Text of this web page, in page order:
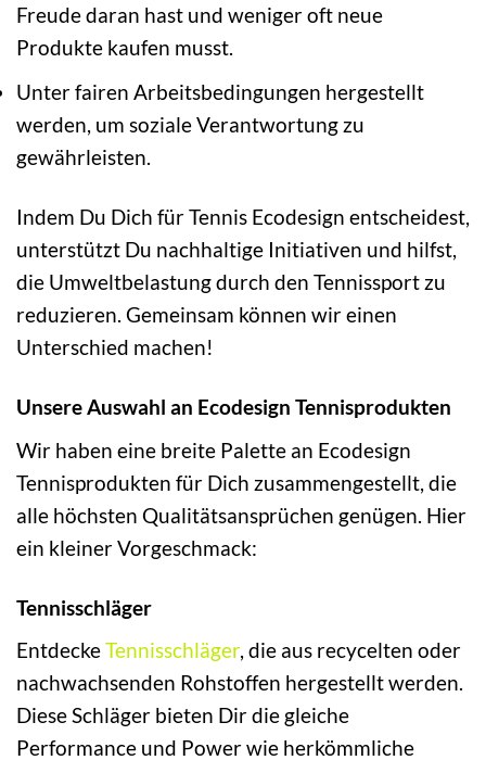
Freude daran hast und weniger oft neue
Produkte kaufen musst.
Unter fairen Arbeitsbedingungen hergestellt
werden, um soziale Verantwortung zu
gewährleisten.
Indem Du Dich für Tennis Ecodesign entscheidest,
unterstützt Du nachhaltige Initiativen und hilfst,
die Umweltbelastung durch den Tennissport zu
reduzieren. Gemeinsam können wir einen
Unterschied machen!
Unsere Auswahl an Ecodesign Tennisprodukten
Wir haben eine breite Palette an Ecodesign
Tennisprodukten für Dich zusammengestellt, die
alle höchsten Qualitätsansprüchen genügen. Hier
ein kleiner Vorgeschmack:
Tennisschläger
EntdeckeTennisschläger, die aus recycelten oder
nachwachsenden Rohstoffen hergestellt werden.
Diese Schläger bieten Dir die gleiche
Performance und Power wie herkömmliche